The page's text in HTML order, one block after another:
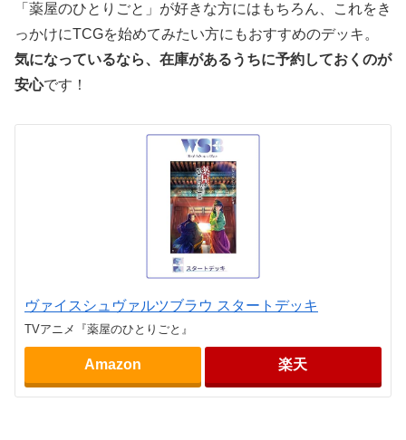
「薬屋のひとりごと」が好きな方にはもちろん、これをき
っかけにTCGを始めてみたい方にもおすすめのデッキ。
気になっているなら、在庫があるうちに予約しておくのが
安心です！
ヴァイスシュヴァルツブラウ スタートデッキ
TVアニメ『薬屋のひとりごと』
Amazon 楽天